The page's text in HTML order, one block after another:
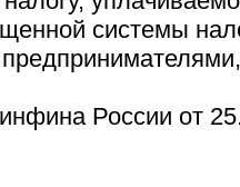
системы
России от